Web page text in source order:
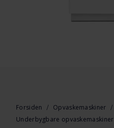
Forsiden
Opvaskemaskiner
Underbygbare opvaskemaskiner